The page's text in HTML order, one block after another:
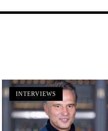
INTERVIEWS